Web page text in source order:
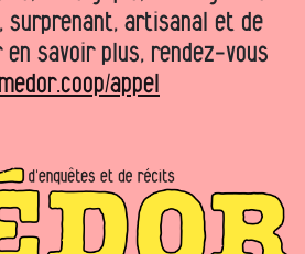
surprenant, artisanal et de
en savoir plus, rendez-vous
appel